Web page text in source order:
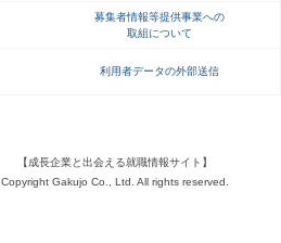
募集者情報等提供事業への
取組について
利用者データの外部送信
【成長企業と出会える就職情報サイト】
Copyright Gakujo Co., Ltd. All rights reserved.